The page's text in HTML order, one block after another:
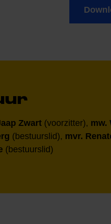
Zwart (voorzitter), mw.
(bestuurslid), mvr.
(bestuurslid)